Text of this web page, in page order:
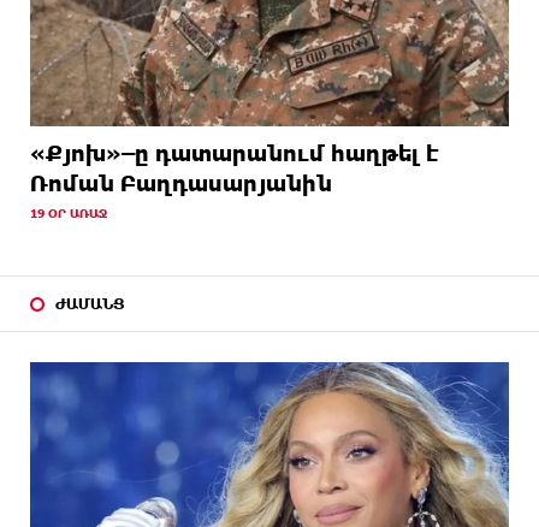
«Քյոխ»–ը դատարանում հաղթել է
Ռոման Բաղդասարյանին
19 ՕՐ ԱՌԱՋ
ԺԱՄԱՆՑ